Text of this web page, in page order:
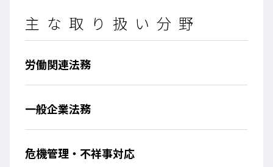
主な取り扱い分野
労働関連法務
一般企業法務
危機管理・不祥事対応